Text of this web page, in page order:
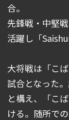
合。
先鋒戦・中堅
活躍し「
大将戦は「こ
試合となった
と構え、「こ
ける。随所で